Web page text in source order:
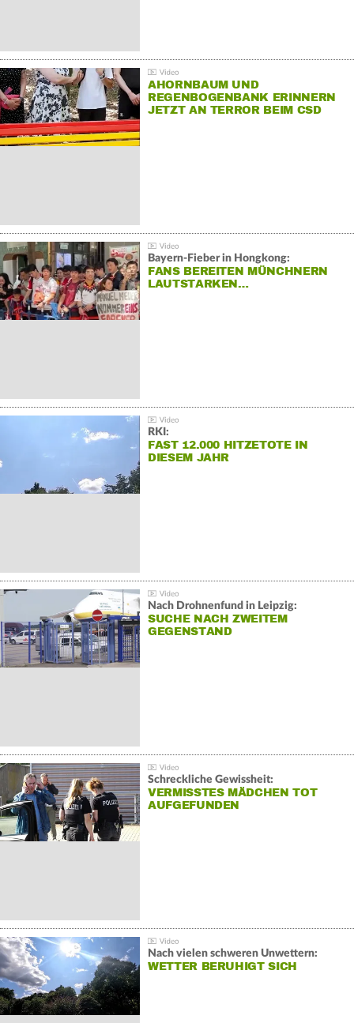
AHORNBAUM UND
REGENBOGENBANK ERINNERN
JETZT AN TERROR BEIM CSD
Bayern-Fieber in Hongkong:
FANS BEREITEN MÜNCHNERN
LAUTSTARKEN…
RKI:
FAST 12.000 HITZETOTE IN
DIESEM JAHR
Nach Drohnenfund in Leipzig:
SUCHE NACH ZWEITEM
GEGENSTAND
Schreckliche Gewissheit:
VERMISSTES MÄDCHEN TOT
AUFGEFUNDEN
Nach vielen schweren Unwettern:
WETTER BERUHIGT SICH